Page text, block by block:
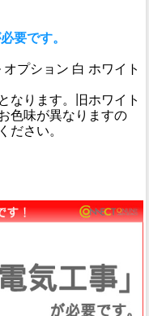
要です。
プション 白 ホワイト
なります。旧ホワイト
色味が異なりますの
ださい。